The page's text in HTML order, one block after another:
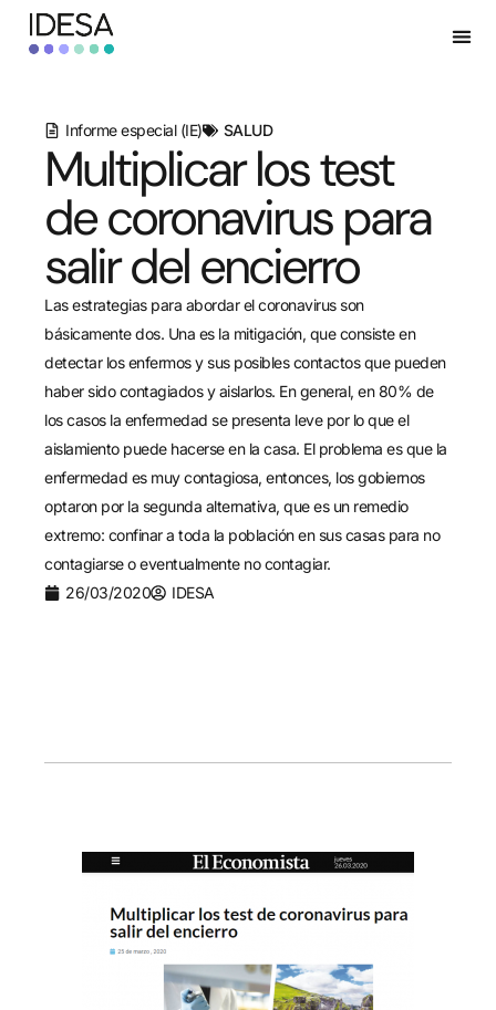
Informe especial (IE) SALUD
Multiplicar los test
de coronavirus para
salir del encierro
Las estrategias para abordar el coronavirus son
básicamente dos. Una es la mitigación, que consiste en
detectar los enfermos y sus posibles contactos que pueden
haber sido contagiados y aislarlos. En general, en 80% de
los casos la enfermedad se presenta leve por lo que el
aislamiento puede hacerse en la casa. El problema es que la
enfermedad es muy contagiosa, entonces, los gobiernos
optaron por la segunda alternativa, que es un remedio
extremo: confinar a toda la población en sus casas para no
contagiarse o eventualmente no contagiar.
26/03/2020
IDESA